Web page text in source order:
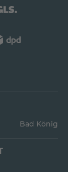
Bad König